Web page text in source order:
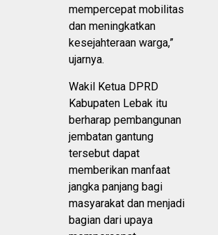
mempercepat mobilitas
dan meningkatkan
kesejahteraan warga,”
ujarnya.
Wakil Ketua DPRD
Kabupaten Lebak itu
berharap pembangunan
jembatan gantung
tersebut dapat
memberikan manfaat
jangka panjang bagi
masyarakat dan menjadi
bagian dari upaya